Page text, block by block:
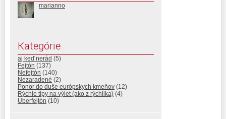
marianno
Kategórie
aj keď nerád (5)
Fejtón (137)
Nefejtón (140)
Nezaradené (2)
Ponor do duše európskych kmeňov (12)
Rýchle tipy na výlet (ako z rýchlika) (4)
Uberfejtón (10)